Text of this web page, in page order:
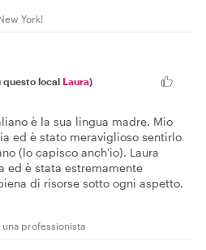
York!
questo local Laura)
è la sua lingua madre. Mio
ed è stato meraviglioso sentirlo
(lo capisco anch'io). Laura
ed è stata estremamente
di risorse sotto ogni aspetto.
una professionista